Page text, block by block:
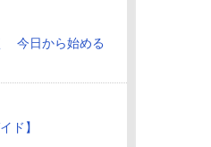
今日から始める
ド】